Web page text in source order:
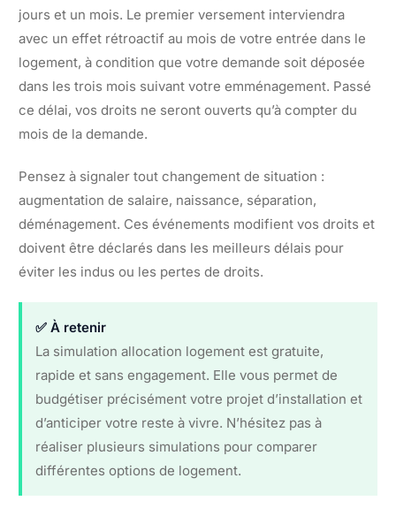
jours et un mois. Le premier versement interviendra
avec un effet rétroactif au mois de votre entrée dans le
logement, à condition que votre demande soit déposée
dans les trois mois suivant votre emménagement. Passé
ce délai, vos droits ne seront ouverts qu’à compter du
mois de la demande.
Pensez à signaler tout changement de situation :
augmentation de salaire, naissance, séparation,
déménagement. Ces événements modifient vos droits et
doivent être déclarés dans les meilleurs délais pour
éviter les indus ou les pertes de droits.
✅ À retenir
La simulation allocation logement est gratuite,
rapide et sans engagement. Elle vous permet de
budgétiser précisément votre projet d’installation et
d’anticiper votre reste à vivre. N’hésitez pas à
réaliser plusieurs simulations pour comparer
différentes options de logement.